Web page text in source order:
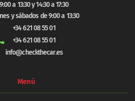
9:00 a 13:30 y 14:30 a 17:30
y sábados de 9:00 a 13:30
+34 621 08 55 01
+34 621 08 55 01
info@checkthecar.es
Menú